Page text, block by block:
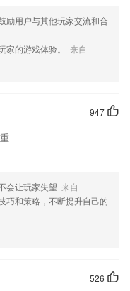
励用户与其他玩家交流和合
家的游戏体验。
来自
947
会让玩家失望 来自
巧和策略，不断提升自己的
526